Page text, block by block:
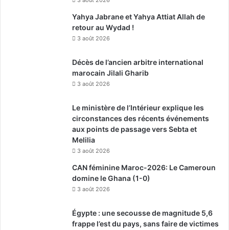
Yahya Jabrane et Yahya Attiat Allah de
retour au Wydad !
3 août 2026
Décès de l’ancien arbitre international
marocain Jilali Gharib
3 août 2026
Le ministère de l’Intérieur explique les
circonstances des récents événements
aux points de passage vers Sebta et
Melilia
3 août 2026
CAN féminine Maroc-2026: Le Cameroun
domine le Ghana (1-0)
3 août 2026
Égypte : une secousse de magnitude 5,6
frappe l’est du pays, sans faire de victimes